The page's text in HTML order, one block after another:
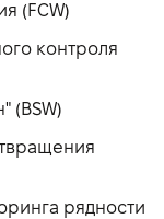
(FCW)
контроля
(BSW)
рядности